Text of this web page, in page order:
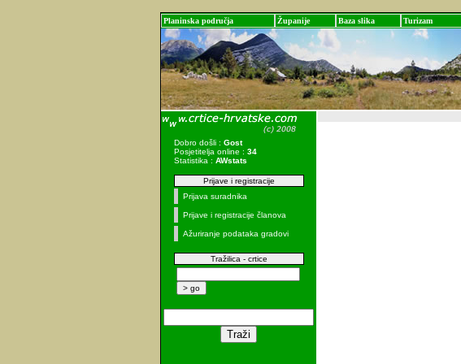
Planinska područja Županije Baza slika Turizam
Dobro došli : Gost
Posjetitelja online : 34
Statistika : AWstats
Prijave i registracije
Prijava suradnika
Prijave i registracije članova
Ažuriranje podataka gradovi
Tražilica - crtice